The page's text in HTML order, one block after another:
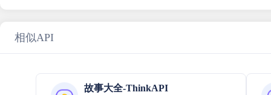
相似API
故事大全-ThinkAPI